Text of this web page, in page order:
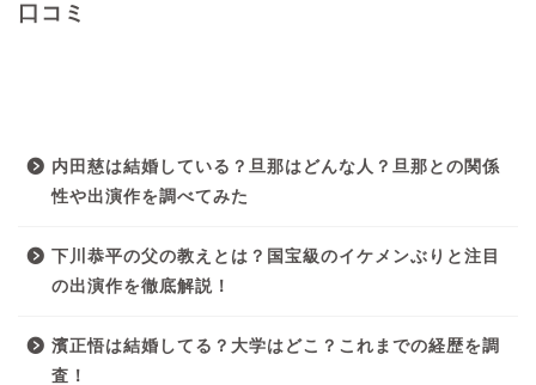
口コミ
内田慈は結婚している？旦那はどんな人？旦那との関係
性や出演作を調べてみた
下川恭平の父の教えとは？国宝級のイケメンぶりと注目
の出演作を徹底解説！
濱正悟は結婚してる？大学はどこ？これまでの経歴を調
査！